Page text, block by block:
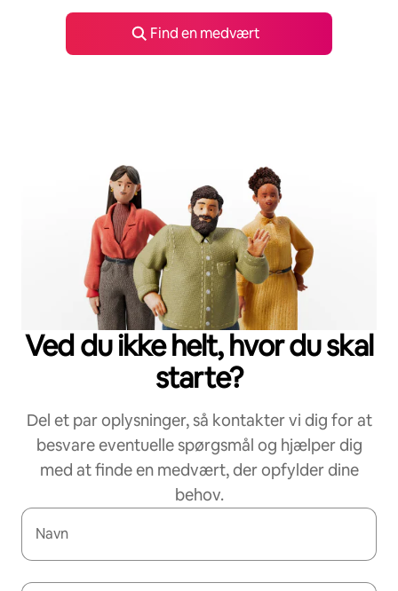
Find en medvært
Ved du ikke helt, hvor du skal
starte?
Del et par oplysninger, så kontakter vi dig for at
besvare eventuelle spørgsmål og hjælper dig
med at finde en medvært, der opfylder dine
behov.
Navn